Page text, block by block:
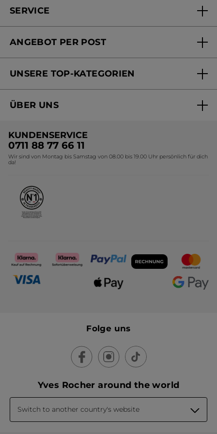
SERVICE
Mein Konto
Online Preisliste
ANGEBOT PER POST
Versandhandel Preisliste
UNSERE TOP-KATEGORIEN
Black Friday Yves Rocher
Geschenkideen Yves Rocher
Kollektion Monoi Yves Rocher
ÜBER UNS
Umweltstiftung YR
Affiliate Programm
KUNDENSERVICE
0711 88 77 66 11
Wir sind von Montag bis Samstag von 08.00 bis 19.00 Uhr persönlich für dich
da!
Folge uns
Yves Rocher around the world
Switch to another country's website